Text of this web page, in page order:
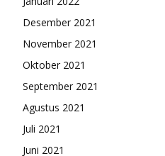
Desember 2021
November 2021
Oktober 2021
September 2021
Agustus 2021
Juli 2021
Juni 2021